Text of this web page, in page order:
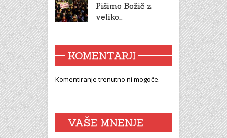
Pišimo Božič z
veliko…
KOMENTARJI
Komentiranje trenutno ni mogoče.
VAŠE MNENJE